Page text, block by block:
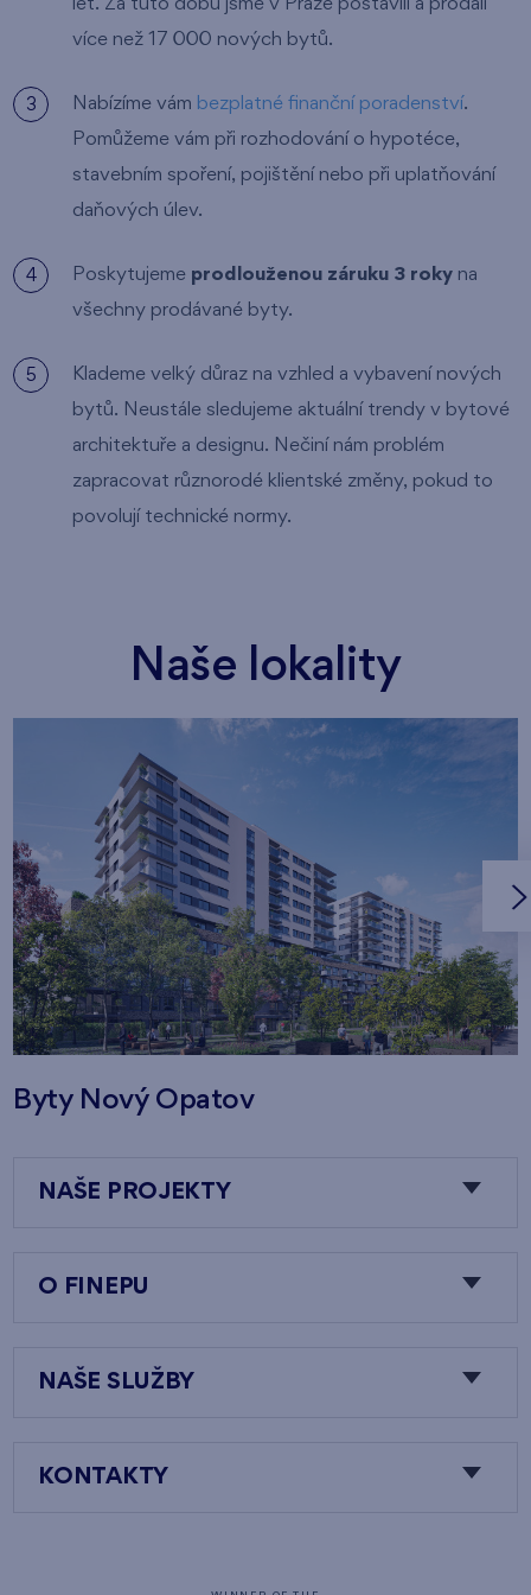
let. Za tuto dobu jsme v Praze postavili a prodali
více než 17 000 nových bytů.
Nabízíme vám bezplatné finanční poradenství.
Pomůžeme vám při rozhodování o hypotéce,
stavebním spoření, pojištění nebo při uplatňování
daňových úlev.
Poskytujeme prodlouženou záruku 3 roky na
všechny prodávané byty.
Klademe velký důraz na vzhled a vybavení nových
bytů. Neustále sledujeme aktuální trendy v bytové
architektuře a designu. Nečiní nám problém
zapracovat různorodé klientské změny, pokud to
povolují technické normy.
Naše lokality
Byty Nový Opatov
NAŠE PROJEKTY
O FINEPU
NAŠE SLUŽBY
KONTAKTY